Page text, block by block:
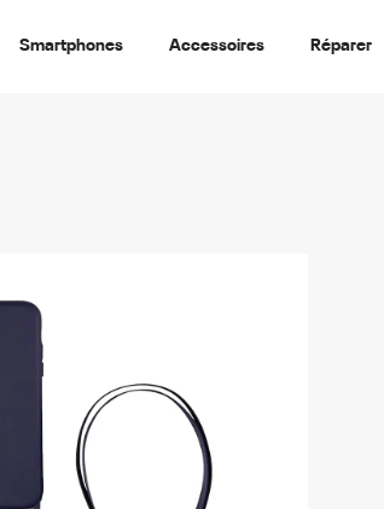
Smartphones Accessoires Réparer